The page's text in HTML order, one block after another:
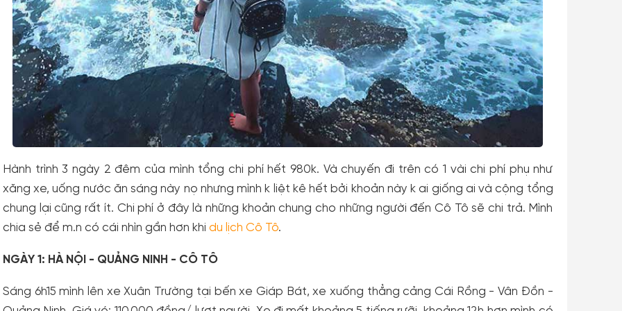
Hành trình 3 ngày 2 đêm của mình tổng chi phí hết 980k. Và chuyến đi trên có 1 vài chi phí phụ như
xăng xe, uống nước ăn sáng này nọ nhưng mình k liệt kê hết bởi khoản này k ai giống ai và cộng tổng
chung lại cũng rất ít. Chi phí ở đây là những khoản chung cho những người đến Cô Tô sẽ chi trả. Mình
chia sẻ để m.n có cái nhìn gần hơn khi du lịch Cô Tô.
NGÀY 1: HÀ NỘI - QUẢNG NINH - CÔ TÔ
Sáng 6h15 mình lên xe Xuân Trường tại bến xe Giáp Bát, xe xuống thẳng cảng Cái Rồng - Vân Đồn -